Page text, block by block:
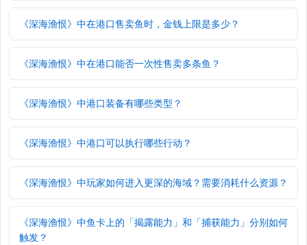
《深海渔恨》中在港口售卖鱼时，金钱上限是多少？
《深海渔恨》中在港口能否一次性售卖多条鱼？
《深海渔恨》中港口装备有哪些类型？
《深海渔恨》中港口可以执行哪些行动？
《深海渔恨》中玩家如何进入更深的海域？需要消耗什么资源？
《深海渔恨》中鱼卡上的「揭露能力」和「捕获能力」分别如何
触发？